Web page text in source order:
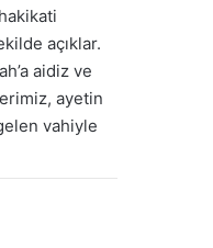
açıklar.
aidiz ve
ayetin
vahiyle